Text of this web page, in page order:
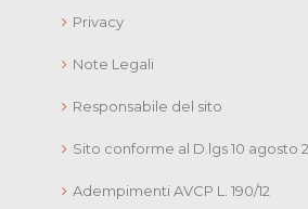
Privacy
Note Legali
Responsabile del sito
Sito conforme al D.lgs 10 agosto
Adempimenti AVCP L. 190/12